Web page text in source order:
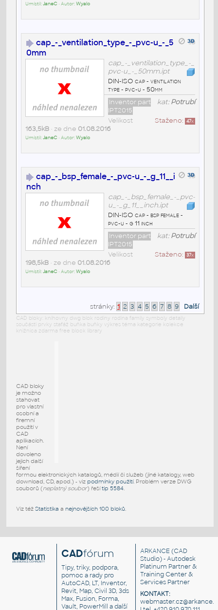
Umístil:JaneC• Autor:Wyalo
cap_-_ventilation_type_-_pvc-u_-_5
0mm
cap_-_ventilation_type_-_
pvc-u_-_50mm.ipt
DIN-ISO cap - ventilation
type - pvc-u - 50mm
kat:Potrubí
Inventor part
IPT2015
Staženo: 47x
Velikost
163,5kB• ze dne 01.08.2016
Umístil:JaneC• Autor:Wyalo
cap_-_bsp_female_-_pvc-u_-_g_11__i
nch
cap_-_bsp_female_-_pvc-
u_-_g_11__inch.ipt
DIN-ISO cap - bsp female -
pvc-u - g 11 inch
kat:Potrubí
Inventor part
IPT2015
Staženo: 37x
Velikost
198,5kB• ze dne 01.08.2016
Umístil:JaneC• Autor:Wyalo
stránky: 1 2 3 4 5 6 7 8 9 Další
CAD bloky: knihovny dwg blok rodiny rodina family symboly detaily
součásti prvky stafáž buňka buňky výkres téma kategorie kolekce
knižnica zdarma free block library
CAD bloky
je možno
stahovat
pro vlastní
osobní a
firemní
použití v
CAD
aplikacích.
Není
dovoleno
jejich další
šíření
formou elektronických katalogů, médií či služeb (jiné katalogy, web
download, CD, apod.) - viz podmínky použití. Problém verze DWG
souborů (neplatný soubor) řešítip 5584.
Viz též Statistika a nejnovějších 100 bloků.
CADfórum
Tipy, triky, podpora,
pomoc a rady pro
AutoCAD, LT, Inventor,
Revit, Map, Civil 3D, 3ds
Max, Fusion, Forma,
Vault, PowerMill a další
ARKANCE (CAD
Studio) - Autodesk
Platinum Partner &
Training Center &
Services Partner
KONTAKT: